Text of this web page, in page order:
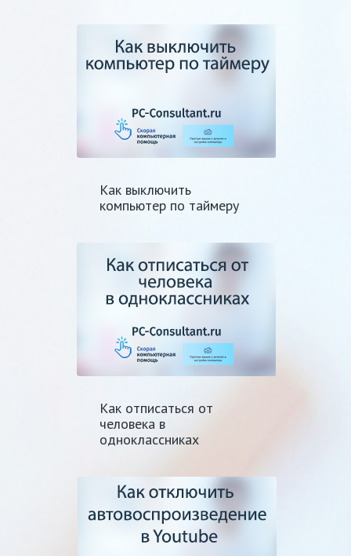
Как выключить
компьютер по таймеру
Как отписаться от
человека в
одноклассниках